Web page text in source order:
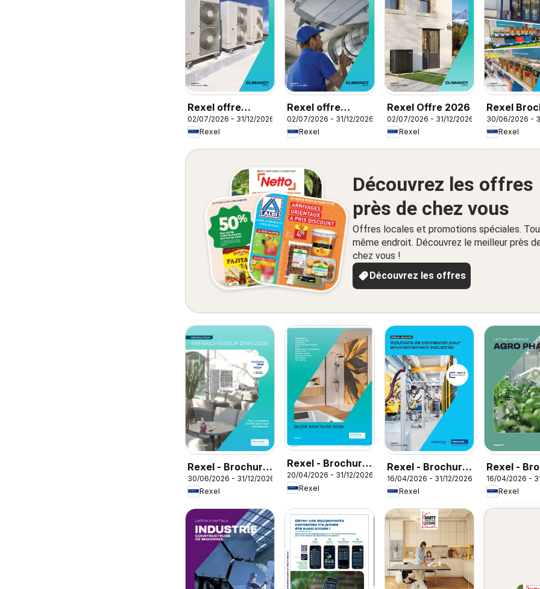
Rexel offre
tertiaire
02/07/2026 - 31/12/2026
Rexel
Rexel offre
ventilation
02/07/2026 - 31/12/2026
Rexel
Rexel Offre 2026
02/07/2026 - 31/12/2026
Rexel
Rexel
30/06/2026 -
Rexel
Découvrez les offres
près de chez vous
Offres locales et promotions spéciales.
même endroit. Découvrez le meilleur près
chez vous !
Découvrez les offres
Rexel - Brochure
rafraichisseur
d'air
30/06/2026 - 31/12/2026
Rexel
Rexel - Brochure
Sanitaire
20/04/2026 - 31/12/2026
Rexel
Rexel - Brochure
spécial industrie
16/04/2026 - 31/12/2026
Rexel
Rexel -
agro
16/04/2026 -
Rexel